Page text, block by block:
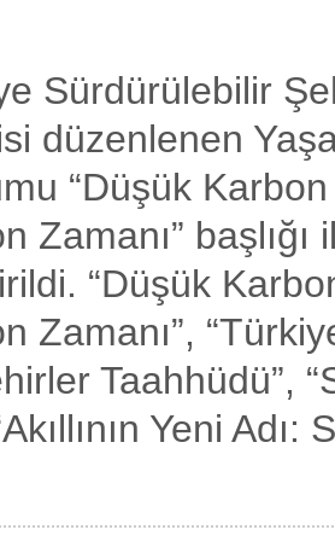
Sürdürülebilir
düzenlenen
“Düşük Karbon
Zamanı” başlığı
“Düşük
Zamanı”,
Taahhüdü”,
Yeni Adı: